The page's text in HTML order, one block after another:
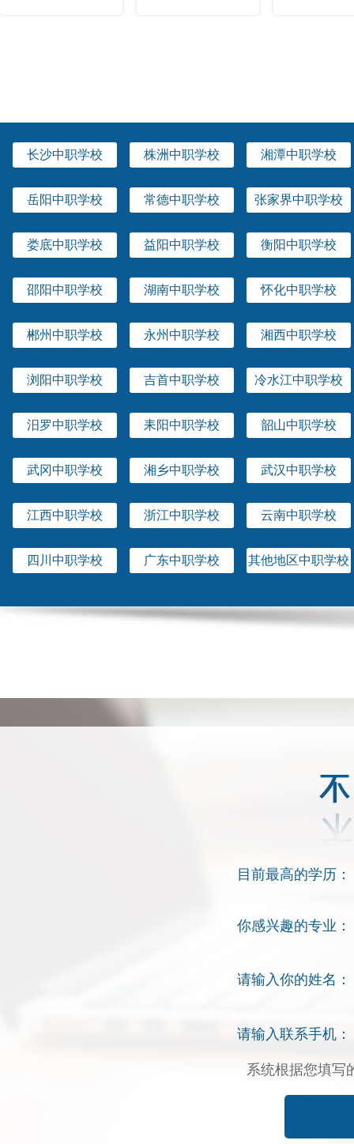
长沙中职学校 株洲中职学校 湘潭中职学校
岳阳中职学校 常德中职学校 张家界中职学校
娄底中职学校 益阳中职学校 衡阳中职学校
邵阳中职学校 湖南中职学校 怀化中职学校
郴州中职学校 永州中职学校 湘西中职学校
浏阳中职学校 吉首中职学校 冷水江中职学校
汨罗中职学校 耒阳中职学校 韶山中职学校
武冈中职学校 湘乡中职学校 武汉中职学校
江西中职学校 浙江中职学校 云南中职学校
四川中职学校 广东中职学校 其他地区中职学校
目前最高的学历：
你感兴趣的专业：
请输入你的姓名：
请输入联系手机：
系统根据您填写